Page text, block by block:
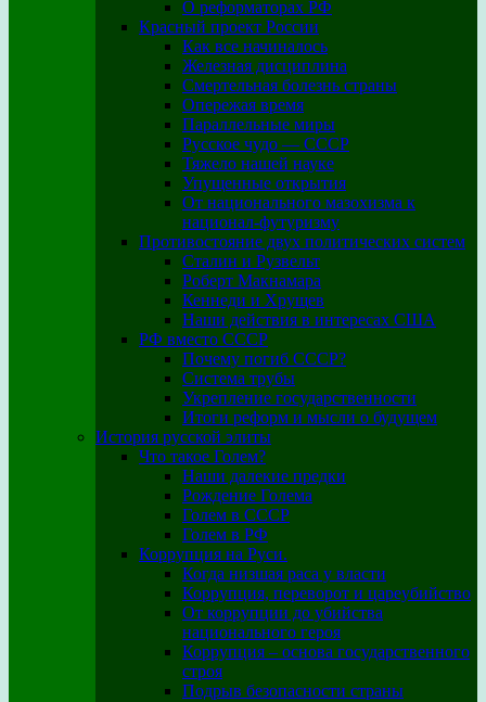
О реформаторах РФ
Красный проект России
Как все начиналось
Железная дисциплина
Смертельная болезнь страны
Опережая время
Параллельные миры
Русское чудо — СССР
Тяжело нашей науке
Упущенные открытия
От национального мазохизма к
национал-футуризму
Противостояние двух политических систем
Сталин и Рузвельт
Роберт Макнамара
Кеннеди и Хрущев
Наши действия в интересах США
РФ вместо СССР
Почему погиб СССР?
Система трубы
Укрепление государственности
Итоги реформ и мысли о будущем
История русской элиты
Что такое Голем?
Наши далекие предки
Рождение Голема
Голем в СССР
Голем в РФ
Коррупция на Руси.
Когда низшая раса у власти
Коррупция, переворот и цареубийство
От коррупции до убийства
национального героя
Коррупция – основа государственного
строя
Подрыв безопасности страны